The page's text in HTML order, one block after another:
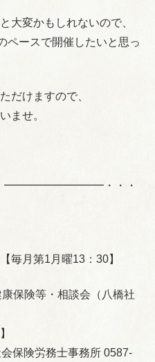
大変かもしれないので、
ペースで開催したいと思っ
だけますので、
ませ。
報 ━━━━━━━━━・・・
毎月第1月曜13：30】
保険等・相談会（八橋社
保険労務士事務所 0587-